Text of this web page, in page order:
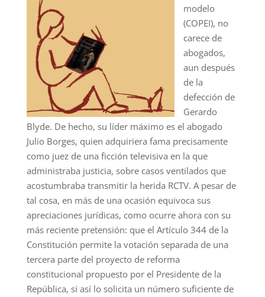
modelo
(COPEI), no
carece de
abogados,
aun después
de la
defección de
Gerardo
Blyde. De hecho, su líder máximo es el abogado
Julio Borges, quien adquiriera fama precisamente
como juez de una ficción televisiva en la que
administraba justicia, sobre casos ventilados que
acostumbraba transmitir la herida RCTV. A pesar de
tal cosa, en más de una ocasión equivoca sus
apreciaciones jurídicas, como ocurre ahora con su
más reciente pretensión: que el Artículo 344 de la
Constitución permite la votación separada de una
tercera parte del proyecto de reforma
constitucional propuesto por el Presidente de la
República, si así lo solicita un número suficiente de